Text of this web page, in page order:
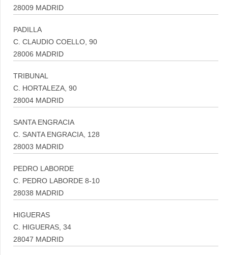
28009 MADRID
PADILLA
C. CLAUDIO COELLO, 90
28006 MADRID
TRIBUNAL
C. HORTALEZA, 90
28004 MADRID
SANTA ENGRACIA
C. SANTA ENGRACIA, 128
28003 MADRID
PEDRO LABORDE
C. PEDRO LABORDE 8-10
28038 MADRID
HIGUERAS
C. HIGUERAS, 34
28047 MADRID